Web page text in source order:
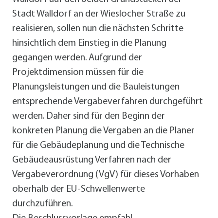
Stadt Walldorf an der Wieslocher Straße zu
realisieren, sollen nun die nächsten Schritte
hinsichtlich dem Einstieg in die Planung
gegangen werden. Aufgrund der
Projektdimension müssen für die
Planungsleistungen und die Bauleistungen
entsprechende Vergabeverfahren durchgeführt
werden. Daher sind für den Beginn der
konkreten Planung die Vergaben an die Planer
für die Gebäudeplanung und die Technische
Gebäudeausrüstung Verfahren nach der
Vergabeverordnung (VgV) für dieses Vorhaben
oberhalb der EU-Schwellenwerte
durchzuführen.